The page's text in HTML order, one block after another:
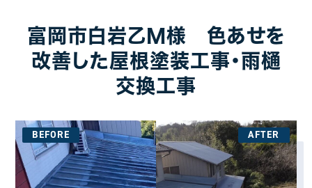
富岡市白岩乙M様 色あせを
改善した屋根塗装工事・雨樋
交換工事